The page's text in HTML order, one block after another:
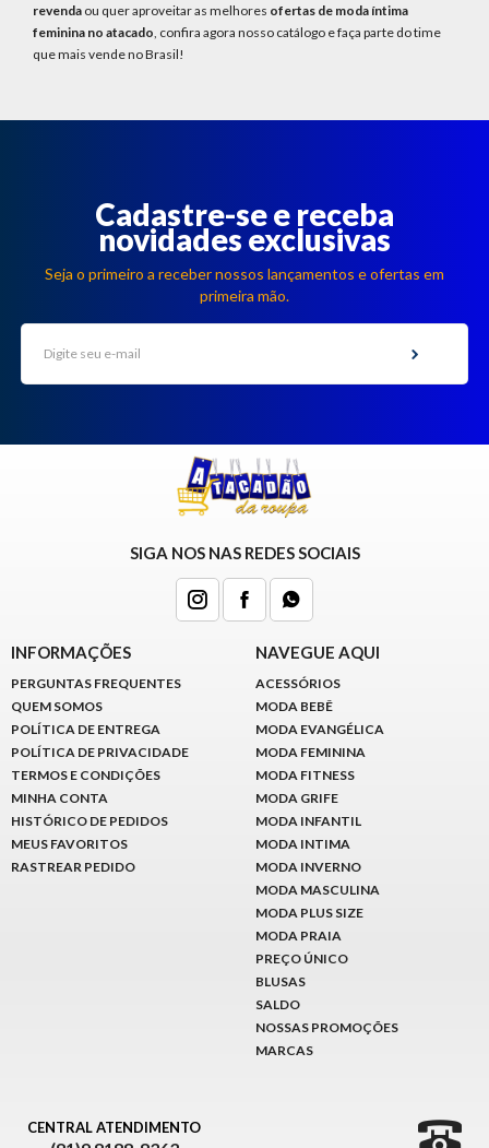
revenda ou quer aproveitar as melhores ofertas de moda íntima
feminina no atacado , confira agora nosso catálogo e faça parte do time
que mais vende no Brasil!
Cadastre-se e receba
novidades exclusivas
Seja o primeiro a receber nossos lançamentos e ofertas em
primeira mão.
SIGA NOS NAS REDES SOCIAIS
INFORMAÇÕES
PERGUNTAS FREQUENTES
QUEM SOMOS
POLÍTICA DE ENTREGA
POLÍTICA DE PRIVACIDADE
TERMOS E CONDIÇÕES
MINHA CONTA
HISTÓRICO DE PEDIDOS
MEUS FAVORITOS
RASTREAR PEDIDO
NAVEGUE AQUI
ACESSÓRIOS
MODA BEBÊ
MODA EVANGÉLICA
MODA FEMININA
MODA FITNESS
MODA GRIFE
MODA INFANTIL
MODA INTIMA
MODA INVERNO
MODA MASCULINA
MODA PLUS SIZE
MODA PRAIA
PREÇO ÚNICO
BLUSAS
SALDO
NOSSAS PROMOÇÕES
MARCAS
CENTRAL ATENDIMENTO